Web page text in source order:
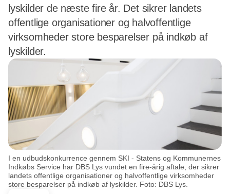
lyskilder de næste fire år. Det sikrer landets
offentlige organisationer og halvoffentlige
virksomheder store besparelser på indkøb af
lyskilder.
I en udbudskonkurrence gennem SKI - Statens og Kommunernes
Indkøbs Service har DBS Lys vundet en fire-årig aftale, der sikrer
landets offentlige organisationer og halvoffentlige virksomheder
store besparelser på indkøb af lyskilder. Foto: DBS Lys.